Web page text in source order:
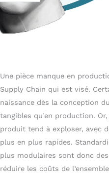
Une pièce manque en
Supply Chain qui est visé.
naissance dès la conception
tangibles qu’en production.
produit tend à exploser, avec
plus en plus rapides.
plus modulaires sont donc
réduire les coûts de